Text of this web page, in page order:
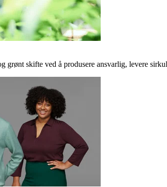
grønt skifte ved å produsere ansvarlig, levere